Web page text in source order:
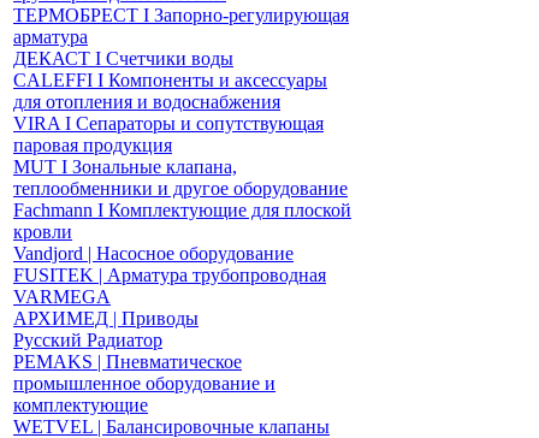
ТЕРМОБРЕСТ І Запорно-регулирующая
арматура
ДЕКАСТ І Счетчики воды
CALEFFI І Компоненты и аксессуары
для отопления и водоснабжения
VIRA І Сепараторы и сопутствующая
паровая продукция
MUT І Зональные клапана,
теплообменники и другое оборудование
Fachmann І Комплектующие для плоской
кровли
Vandjord | Насосное оборудование
FUSITEK | Арматура трубопроводная
VARMEGA
АРХИМЕД | Приводы
Русский Радиатор
PEMAKS | Пневматическое
промышленное оборудование и
комплектующие
WETVEL | Балансировочные клапаны